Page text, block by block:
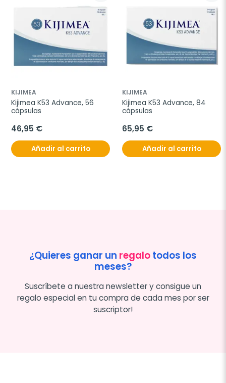
KIJIMEA
Kijimea K53 Advance, 56
cápsulas
46,95 €
Añadir al carrito
KIJIMEA
Kijimea K53 Advance, 84
cápsulas
65,95 €
Añadir al carrito
¿Quieres ganar un regalotodos los
meses?
Suscríbete a nuestra newsletter y consigue un
regalo especial en tu compra de cada mes por ser
suscriptor!